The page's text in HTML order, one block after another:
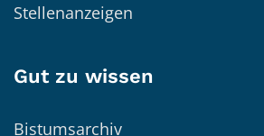
Stellenanzeigen
Gut zu wissen
Bistumsarchiv